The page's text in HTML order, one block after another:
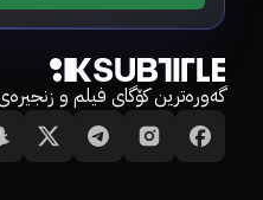
گەورەترین کۆگای فیلم و